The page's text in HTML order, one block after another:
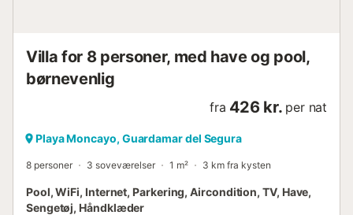
Villa for 8 personer, med have og pool,
børnevenlig
fra 426 kr. per nat
Playa Moncayo, Guardamar del Segura
8 personer 3 soveværelser 1 m² 3 km fra kysten
Pool, WiFi, Internet, Parkering, Aircondition, TV, Have,
Sengetøj, Håndklæder